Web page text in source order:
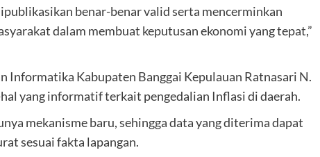
benar-benar valid serta mencerminkan
dalam membuat keputusan ekonomi yang tepat,”
Informatika Kabupaten Banggai Kepulauan Ratnasari N.
yang informatif terkait pengedalian Inflasi di daerah.
mekanisme baru, sehingga data yang diterima dapat
sesuai fakta lapangan.